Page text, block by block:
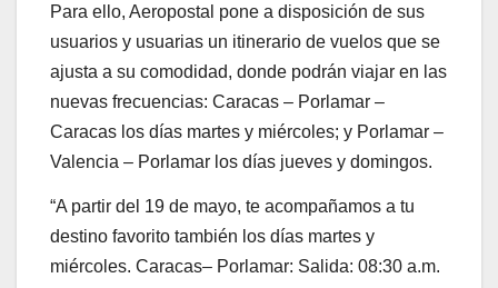
Para ello, Aeropostal pone a disposición de sus
usuarios y usuarias un itinerario de vuelos que se
ajusta a su comodidad, donde podrán viajar en las
nuevas frecuencias: Caracas – Porlamar –
Caracas los días martes y miércoles; y Porlamar –
Valencia – Porlamar los días jueves y domingos.
“A partir del 19 de mayo, te acompañamos a tu
destino favorito también los días martes y
miércoles. Caracas– Porlamar: Salida: 08:30 a.m.